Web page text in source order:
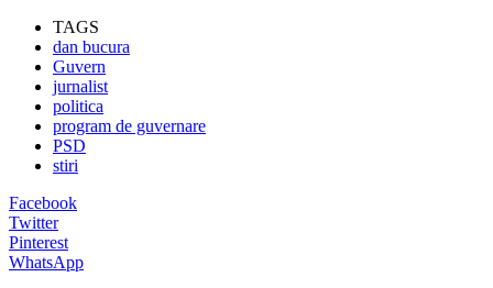
TAGS
dan bucura
Guvern
jurnalist
politica
program de guvernare
PSD
stiri
Facebook
Twitter
Pinterest
WhatsApp